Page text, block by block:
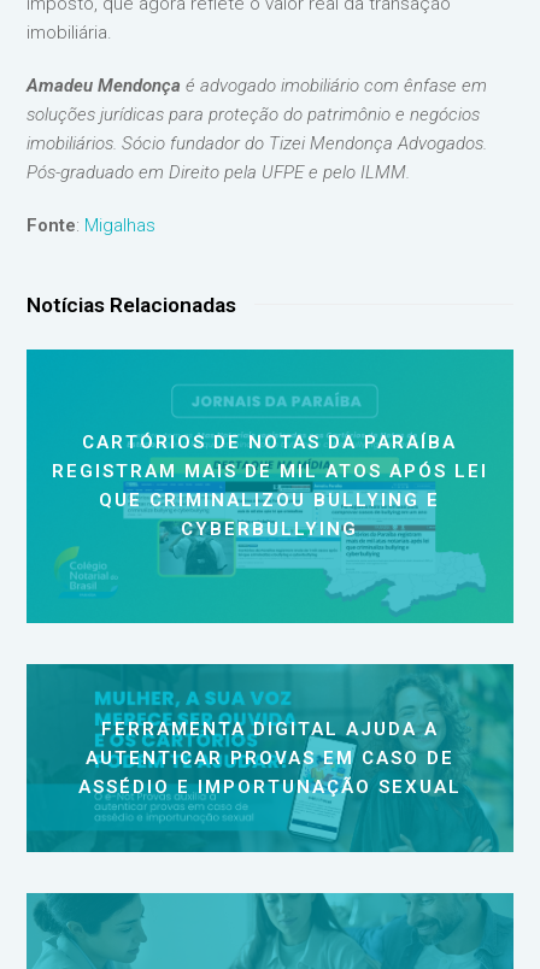
imobiliária.
Amadeu Mendonça é advogado imobiliário com ênfase em
soluções jurídicas para proteção do patrimônio e negócios
imobiliários. Sócio fundador do Tizei Mendonça Advogados.
Pós-graduado em Direito pela UFPE e pelo ILMM.
Fonte: Migalhas
Notícias Relacionadas
CARTÓRIOS DE NOTAS DA PARAÍBA
REGISTRAM MAIS DE MIL ATOS APÓS LEI
QUE CRIMINALIZOU BULLYING E
CYBERBULLYING
FERRAMENTA DIGITAL AJUDA A
AUTENTICAR PROVAS EM CASO DE
ASSÉDIO E IMPORTUNAÇÃO SEXUAL